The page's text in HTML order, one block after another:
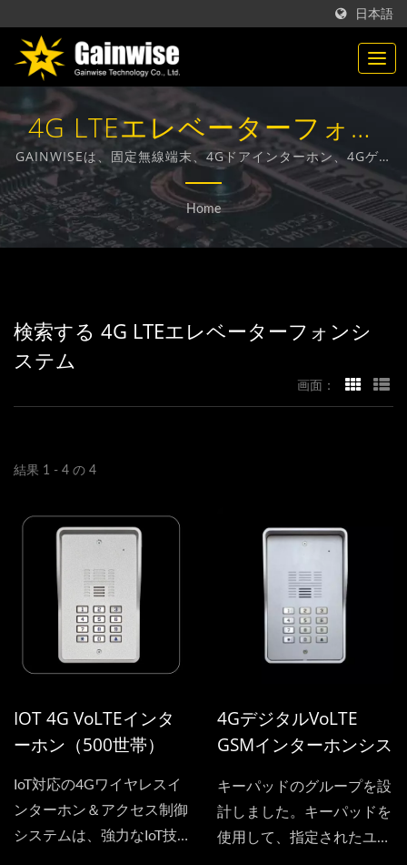
日本語
4G LTEエレベーターフォン
システム検索済み | 台湾製の
通信製品メーカー | Gainwise
Technology Co., Ltd.
GAINWISEは、固定無線端末、4Gドアインターホン、4Gゲー
トオープナー、4G煙感知器の設計、開発、製造に特化したメ
ーカーおよび輸出業者です。
Home
検索する 4G LTEエレベーターフォンシ
ステム
画面：
結果 1 - 4 の 4
IOT 4G VoLTEインタ
ーホン（500世帯）
IoT対応の4Gワイヤレスイ
ンターホン＆アクセス制御
システムは、強力なIoT技
4GデジタルVoLTE
GSMインターホンシス
ト）
キーパッドのグループを設
計しました。キーパッドを
使用して、指定されたユー